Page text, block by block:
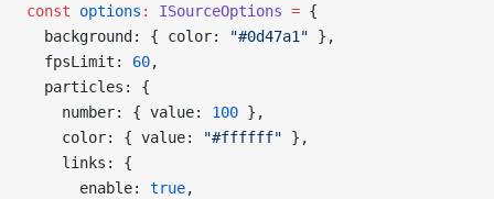
const options : ISourceOptions = {
  background: { color:
"#0d47a1" },
  fpsLimit:
60,
  particles: {
    number: { value:
100 },
    color: { value:
"#ffffff" },
    links: {
      enable:
true,